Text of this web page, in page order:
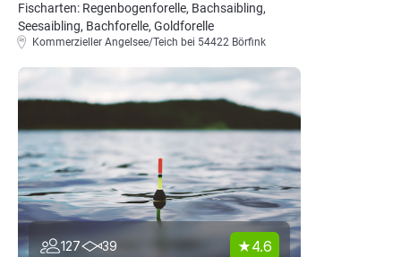
Fischarten: Regenbogenforelle, Bachsaibling,
Seesaibling, Bachforelle, Goldforelle
Kommerzieller Angelsee/Teich bei 54422 Börfink
127 39 4.6